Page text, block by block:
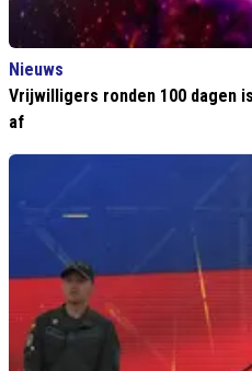
Nieuws
Vrijwilligers ronden 100 dagen
af